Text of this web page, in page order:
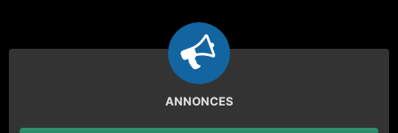
ANNONCES